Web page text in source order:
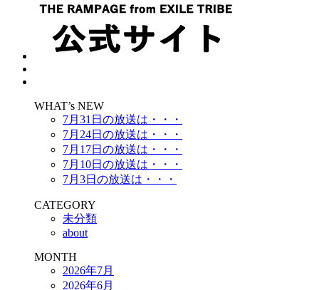
WHAT’s NEW
7月31日の放送は・・・
7月24日の放送は・・・
7月17日の放送は・・・
7月10日の放送は・・・
7月3日の放送は・・・
CATEGORY
未分類
about
MONTH
2026年7月
2026年6月